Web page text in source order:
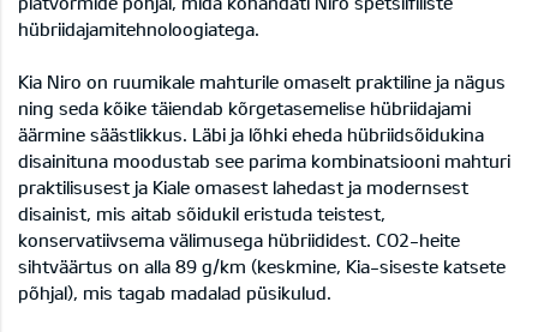
hübriidajamitehnoloogiatega.
Kia Niro on ruumikale mahturile omaselt praktiline ja nägus
ning seda kõike täiendab kõrgetasemelise hübriidajami
äärmine säästlikkus. Läbi ja lõhki eheda hübriidsõidukina
disainituna moodustab see parima kombinatsiooni mahturi
praktilisusest ja Kiale omasest lahedast ja modernsest
disainist, mis aitab sõidukil eristuda teistest,
konservatiivsema välimusega hübriididest. CO2-heite
sihtväärtus on alla 89 g/km (keskmine, Kia-siseste katsete
põhjal), mis tagab madalad püsikulud.